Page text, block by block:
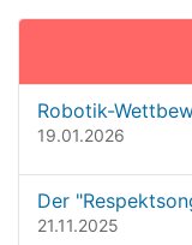
l
n
v
o
e
v
g
a
i
o
Robotik-
19.01.2026
Der
21.11.2025